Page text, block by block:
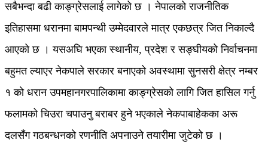
सबैभन्दा बढी काङ्ग्रेसलाई लागेको छ । नेपालको राजनीतिक
इतिहासमा धरानमा बामपन्थी उम्मेदवारले मात्र एकछत्र जित निकाल्दै
आएको छ । यसअघि भएका स्थानीय, प्रदेश र सङ्घीयको निर्वाचनमा
बहुमत ल्याएर नेकपाले सरकार बनाएको अवस्थामा सुनसरी क्षेत्र नम्बर
१ को धरान उपमहानगरपालिकामा काङ्ग्रेसको लागि जित हासिल गर्नु
फलामको चिउरा चपाउनु बराबर हुने भएकाले नेकपाबाहेकका अरू
दलसँग गठबन्धनको रणनीति अपनाउने तयारीमा जुटेको छ ।